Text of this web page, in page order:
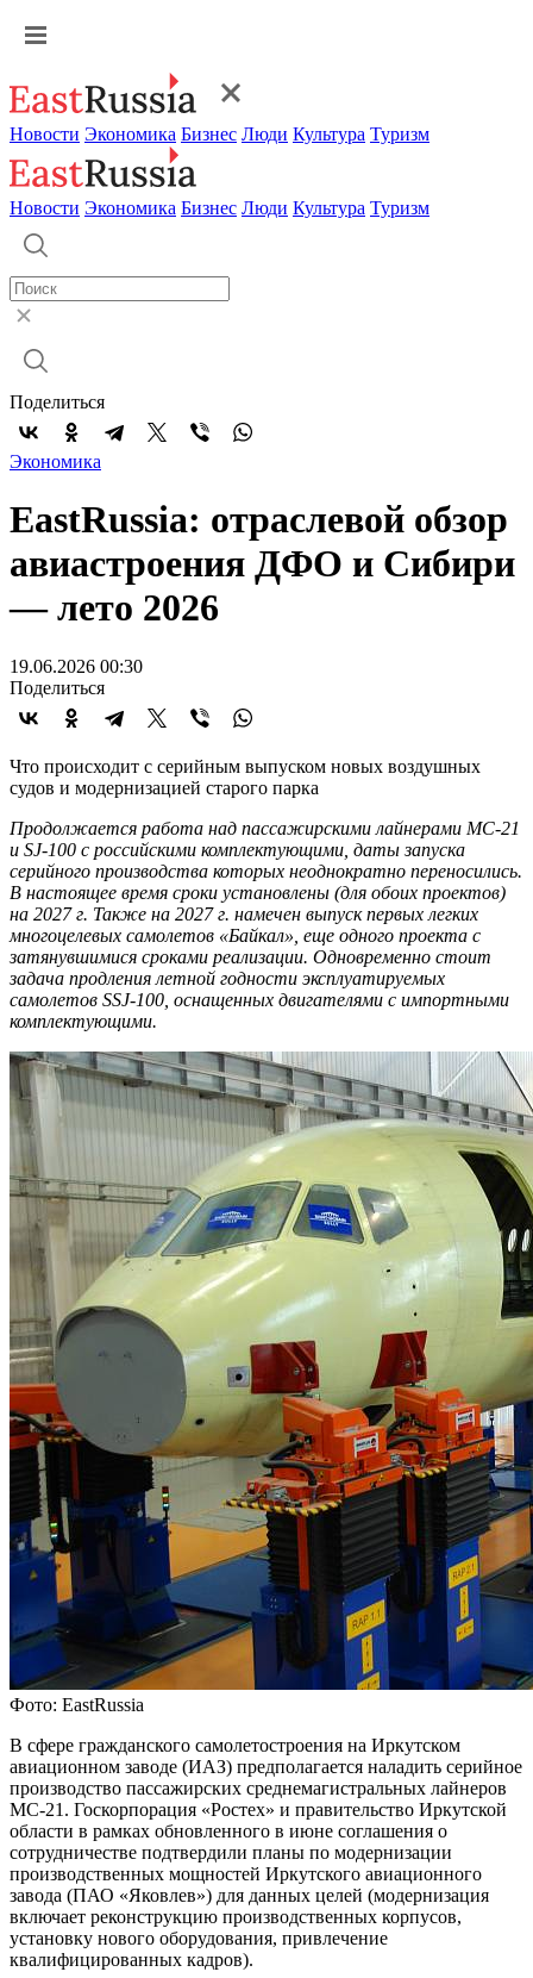
Новости Экономика Бизнес Люди Культура Туризм
Новости Экономика Бизнес Люди Культура Туризм
Поделиться
Экономика
EastRussia: отраслевой обзор
авиастроения ДФО и Сибири
— лето 2026
19.06.2026 00:30
Поделиться
Что происходит с серийным выпуском новых воздушных
судов и модернизацией старого парка
Продолжается работа над пассажирскими лайнерами МС-21
и SJ-100 с российскими комплектующими, даты запуска
серийного производства которых неоднократно переносились.
В настоящее время сроки установлены (для обоих проектов)
на 2027 г. Также на 2027 г. намечен выпуск первых легких
многоцелевых самолетов «Байкал», еще одного проекта с
затянувшимися сроками реализации. Одновременно стоит
задача продления летной годности эксплуатируемых
самолетов SSJ-100, оснащенных двигателями с импортными
комплектующими.
Фото: EastRussia
В сфере гражданского самолетостроения на Иркутском
авиационном заводе (ИАЗ) предполагается наладить серийное
производство пассажирских среднемагистральных лайнеров
МС-21. Госкорпорация «Ростех» и правительство Иркутской
области в рамках обновленного в июне соглашения о
сотрудничестве подтвердили планы по модернизации
производственных мощностей Иркутского авиационного
завода (ПАО «Яковлев») для данных целей (модернизация
включает реконструкцию производственных корпусов,
установку нового оборудования, привлечение
квалифицированных кадров).